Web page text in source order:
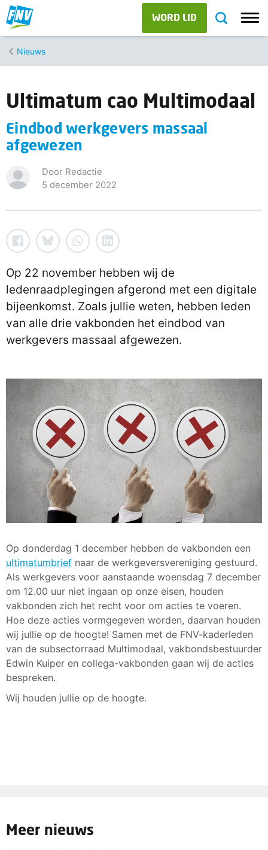
WORD LID
Nieuws
Ultimatum cao Multimodaal
Eindbod werkgevers massaal
afgewezen
Door Redactie
5 december 2022
Op 22 november hebben wij de
ledenraadplegingen afgerond met een digitale
bijeenkomst. Zoals jullie weten, hebben leden
van alle drie vakbonden het eindbod van
werkgevers massaal afgewezen.
Op donderdag 1 december hebben de vakbonden een
ultimatumbrief naar de werkgeversvereniging gestuurd.
Als werkgevers voor aanstaande woensdag 7 december
om 12.00 uur niet ingaan op onze eisen, houden
vakbonden zich het recht voor om acties te voeren.
Hoe deze acties vormgegeven worden, daarvan houden
wij jullie op de hoogte! Samen met de FNV-kaderleden
van de subsectorraad Multimodaal, vakbondsbestuurder
Edwin Kuiper en collega-vakbonden gaan wij de acties
bespreken.
Wij houden jullie op de hoogte.
Meer nieuws